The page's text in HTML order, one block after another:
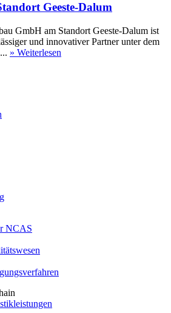
Geeste-Dalum
GmbH am Standort Geeste-Dalum ist
und innovativer Partner unter dem
» Weiterlesen
NCAS